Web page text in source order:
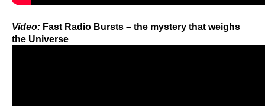
Video: Fast Radio Bursts – the mystery that weighs
the Universe